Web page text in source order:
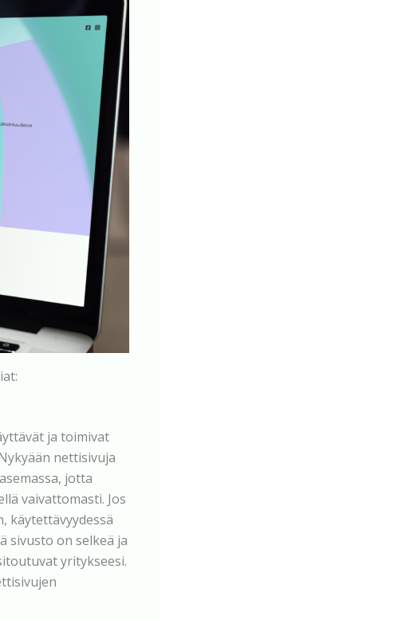
ja toimivat
nettisivuja
jotta
vaivattomasti. Jos
käytettävyydessä
sivusto on selkeä ja
yritykseesi.